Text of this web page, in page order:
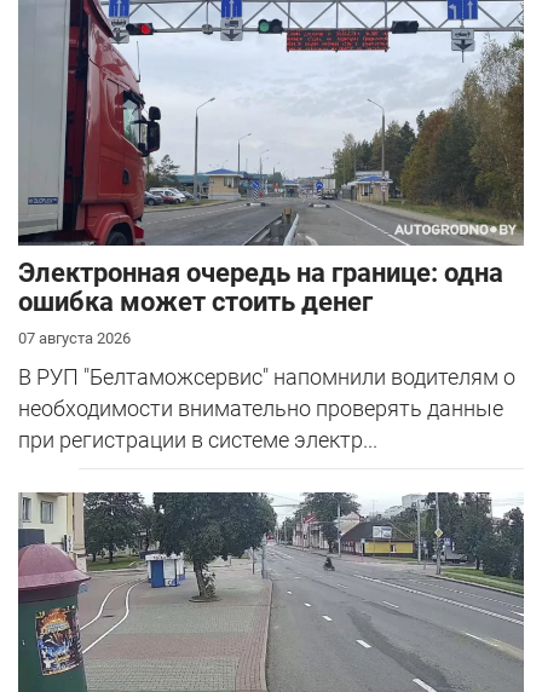
Электронная очередь на границе: одна
ошибка может стоить денег
07 августа 2026
В РУП "Белтаможсервис" напомнили водителям о
необходимости внимательно проверять данные
при регистрации в системе электр...